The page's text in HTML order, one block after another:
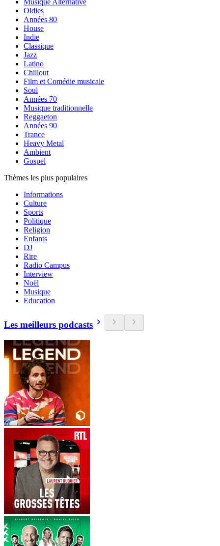
Musique Alternative
Oldies
Années 80
House
Indie
Classique
Jazz
Latino
Chillout
Film et Comédie musicale
Soul
Années 70
Musique traditionnelle
Reggaeton
Années 90
Trance
Heavy Metal
Ambient
Gospel
Thèmes les plus populaires
Informations
Culture
Sports
Politique
Religion
Enfants
DJ
Rire
Radio Campus
Interview
Noël
Musique
Education
Les meilleurs podcasts